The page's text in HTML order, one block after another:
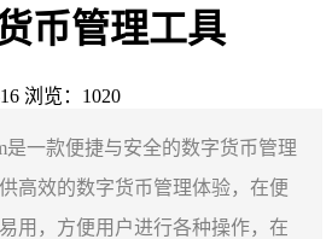
币管理工具
浏览：1020
是一款便捷与安全的数字货币管理
高效的数字货币管理体验，在便
用，方便用户进行各种操作，在